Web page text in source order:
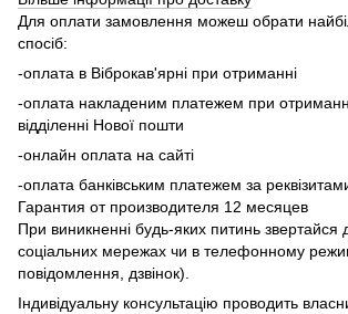
Для оплати замовлення можеш обрати
спосіб:
-оплата в Віброкав'ярні при отриманні
-оплата накладеним платежем при
відділенні Нової пошти
-онлайн оплата на сайті
-оплата банківським платежем за
Гарантия от производителя 12 месяцев
При виникненні будь-яких питинь
соціальних мережах чи в телефонному
повідомлення, дзвінок).
Індивідуальну консультацію проводить